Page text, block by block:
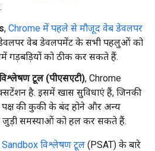
, Chrome में पहले से मौजूद वेब डेवलपर
वेब डेवलपमेंट के सभी पहलुओं को
को ठीक कर सकते हैं.
टूल (पीएसएटी), Chrome
है. इसमें खास सुविधाएं हैं, जिनकी
की कुकी के बंद होने और अन्य
समस्याओं को हल कर सकते हैं.
विश्लेषण टूल (PSAT) के बारे